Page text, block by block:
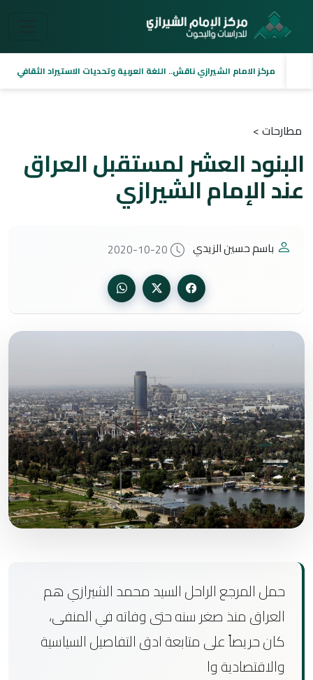
مركز الامام الشيرازي ناقش.. اللغة العربية وتحديات الاستيراد الثقافي
مطارحات >
البنود العشر لمستقبل العراق
عند الإمام الشيرازي
باسم حسين الزيدي 2020-10-20
حمل المرجع الراحل السيد محمد الشيرازي هم
العراق منذ صغر سنه حتى وفاته في المنفى،
كان حريصاً على متابعة ادق التفاصيل السياسية
والاقتصادية وا